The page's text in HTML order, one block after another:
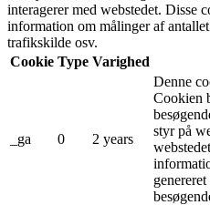
interagerer med webstedet. Disse
information om målinger af
trafikskilde osv.
Cookie Type Varighed
_ga 0 2 years
Denne
Cookien
styr på